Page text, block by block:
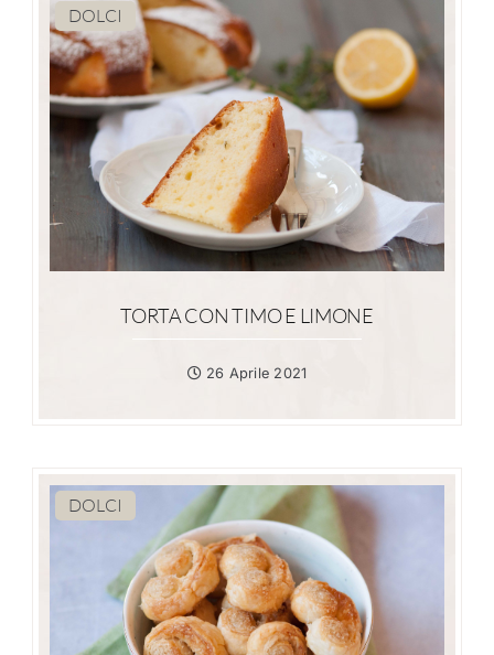
DOLCI
TORTA CON TIMO E LIMONE
26 Aprile 2021
DOLCI